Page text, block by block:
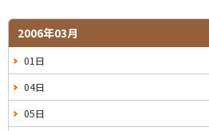
2006年03月
01日
04日
05日